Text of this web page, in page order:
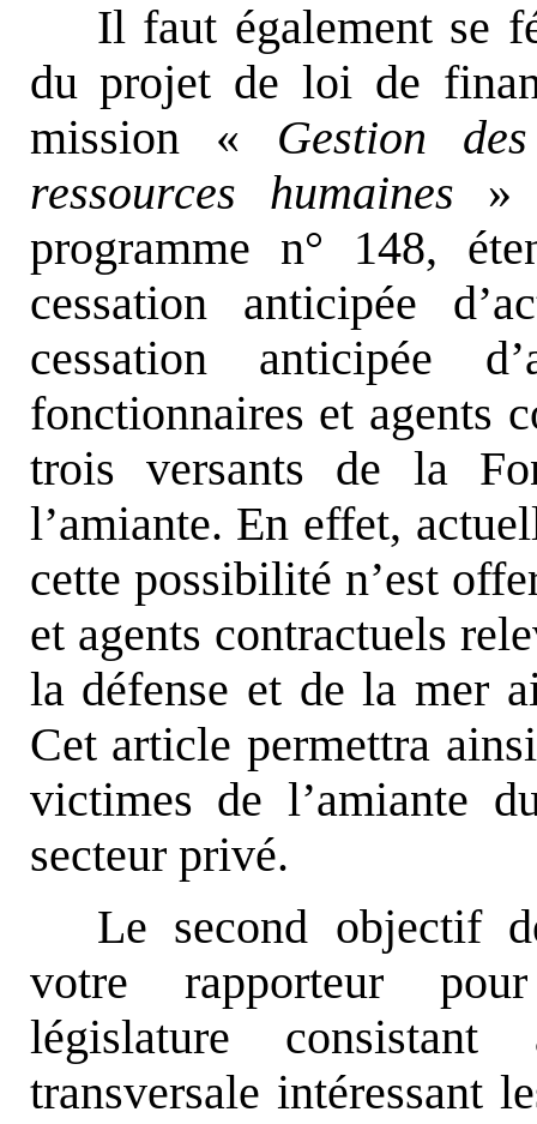
Il faut également se
du projet de loi de
mission « Gestion
ressources humaines »
programme n° 148,
cessation anticipée
cessation anticipée
fonctionnaires et agents
trois versants de la
l’amiante. En effet,
cette possibilité n’est
et agents contractuels
la défense et de la mer
Cet article permettra
victimes de l’amiante
secteur privé.
Le second objectif
votre rapporteur
législature
transversale intéressant